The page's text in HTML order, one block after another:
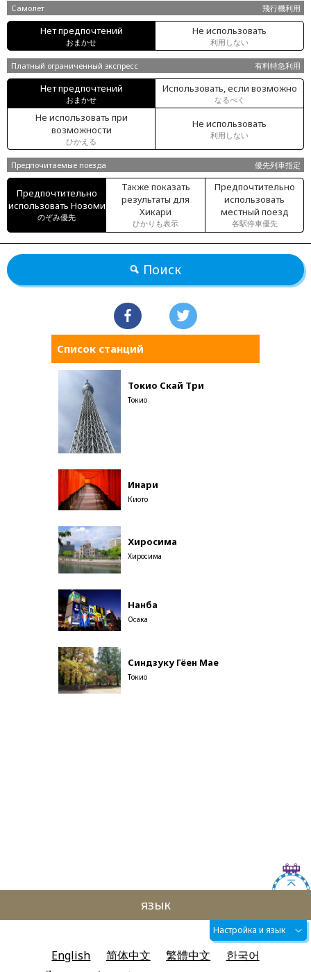
Самолет 飛行機利用
Нет предпочтений
おまかせ
Не использовать
利用しない
Платный ограниченный экспресс 有料特急利用
Нет предпочтений
おまかせ
Использовать, если возможно
なるべく
Не использовать при
возможности
ひかえる
Не использовать
利用しない
Предпочитаемые поезда 優先列車指定
Предпочтительно
использовать Нозоми
のぞみ優先
Также показать
результаты для
Хикари
ひかりも表示
Предпочтительно
использовать
местный поезд
各駅停車優先
Поиск
Список станций
Токио Скай Три
Токио
Инари
Киото
Хиросима
Хиросима
Нанба
Осака
Синдзуку Гёен Мае
Токио
язык
Настройка и язык
English 简体中文 繁體中文
한국어